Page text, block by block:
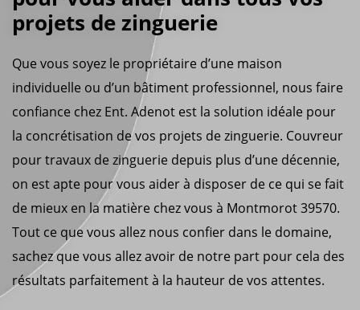
projets de zinguerie
Que vous soyez le propriétaire d’une maison
individuelle ou d’un bâtiment professionnel, nous faire
confiance chez Ent. Adenot est la solution idéale pour
la concrétisation de vos projets de zinguerie. Couvreur
pour travaux de zinguerie depuis plus d’une décennie,
on est apte pour vous aider à disposer de ce qui se fait
de mieux en la matière chez vous à Montmorot 39570.
Tout ce que vous allez nous confier dans le domaine,
sachez que vous allez avoir de notre part pour cela des
résultats parfaitement à la hauteur de vos attentes.